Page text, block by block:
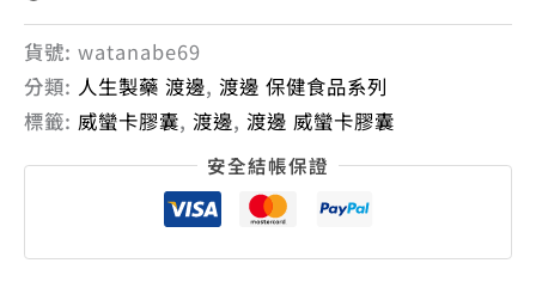
貨號: watanabe69
分類: 人生製藥 渡邊, 渡邊 保健食品系列
標籤: 威蠻卡膠囊, 渡邊, 渡邊 威蠻卡膠囊
安全結帳保證